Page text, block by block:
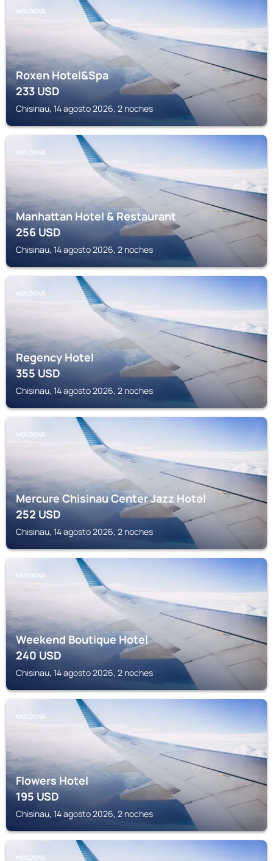
MOLDOVA
Roxen Hotel&Spa
233USD
Chisinau, 14 agosto 2026, 2 noches
MOLDOVA
Manhattan Hotel & Restaurant
256USD
Chisinau, 14 agosto 2026, 2 noches
MOLDOVA
Regency Hotel
355USD
Chisinau, 14 agosto 2026, 2 noches
MOLDOVA
Mercure Chisinau Center Jazz Hotel
252USD
Chisinau, 14 agosto 2026, 2 noches
MOLDOVA
Weekend Boutique Hotel
240USD
Chisinau, 14 agosto 2026, 2 noches
MOLDOVA
Flowers Hotel
195USD
Chisinau, 14 agosto 2026, 2 noches
MOLDOVA